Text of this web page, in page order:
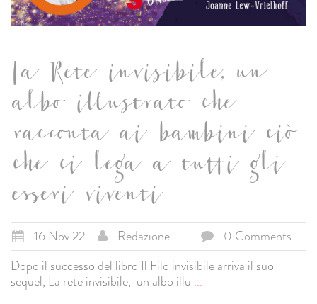
La Rete invisibile, un
albo illustrato che
racconta ai bambini ciò
che ci lega a tutti gli
esseri viventi
16 Nov 22 Redazione
0 Comments
Dopo il successo del libro Il Filo invisibile arriva il suo
sequel, La rete invisibile, un albo illu ...